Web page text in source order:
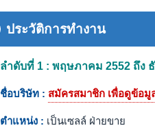
ประวัติการทำงาน
ลำดับที่ 1 : พฤษภาคม 2552 ถึง
ชื่อบริษัท : สมัครสมาชิก เพื่อดูข้อมู
ตำแหน่ง : เป็นเซลล์ ฝ่ายขาย